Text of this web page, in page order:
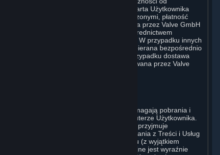
zastosowanej metody płatności. Jeśli karta Użytkownika
została wydana poza Stanami Zjednoczonymi, płatność
Użytkownika może zostać przetworzona przez Valve GmbH
i.L. w imieniu Valve Corporation za pośrednictwem
europejskiego agenta rozliczeniowego. W przypadku innych
rodzajów zakupów płatność będzie pobierana bezpośrednio
przez Valve Corporation. W każdym przypadku dostawa
Treści i Usług oraz Sprzętu jest realizowana przez Valve
Steam i Subskrypcja (Subskrypcje) wymagają pobrania i
zainstalowania Treści i Usług na komputerze Użytkownika.
Valve niniejszym udziela, a Użytkownik przyjmuje
niewyłączną licencję i prawo do korzystania z Treści i Usług
do osobistego, niekomercyjnego użytku (z wyjątkiem
przypadków, w których użycie komercyjne jest wyraźnie